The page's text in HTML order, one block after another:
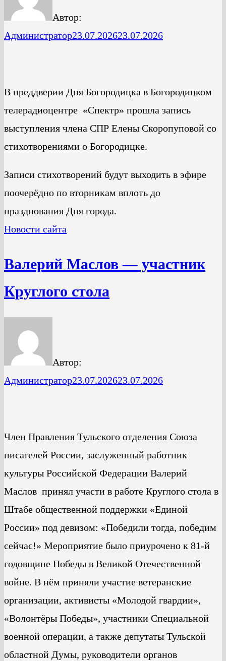
Автор:
Администратор23.07.202623.07.2026
В преддверии Дня Богородицка в Богородицком
телерадиоцентре «Спектр» прошла запись
выступления члена СПР Елены Скоропуповой со
стихотворениями о Богородицке.
Записи стихотворений будут выходить в эфире
поочерёдно по вторникам вплоть до
празднования Дня города.
Новости сайта
Валерий Маслов — участник
Круглого стола
Автор:
Администратор23.07.202623.07.2026
Член Правления Тульского отделения Союза
писателей России, заслуженный работник
культуры Российской Федерации Валерий
Маслов принял участи в работе Круглого стола в
Штабе общественной поддержки «Единой
России» под девизом: «Победили тогда, победим
сейчас!» Мероприятие было приурочено к 81-й
годовщине Победы в Великой Отечественной
войне. В нём приняли участие ветеранские
организации, активисты «Молодой гвардии»,
«Волонтёры Победы», участники Специальной
военной операции, а также депутаты Тульской
областной Думы, руководители органов